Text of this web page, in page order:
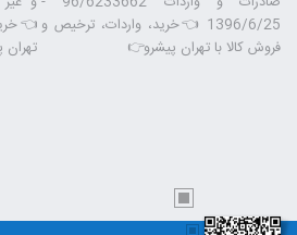
1396/6/25 👈خرید، واردات، ترخیص و
فروش کالا با تهران پیشرو👉